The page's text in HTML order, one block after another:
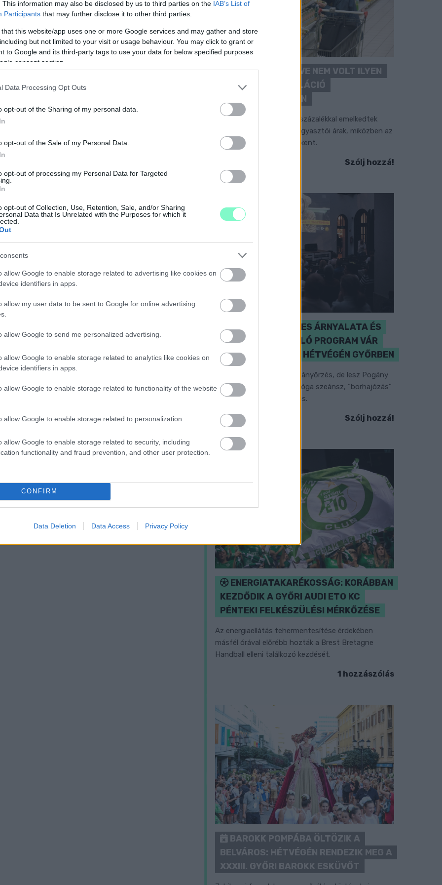
This information may also be disclosed by us to third parties on the IAB’s List of
Participants that may further disclose it to other third parties.
that this website/app uses one or more Google services and may gather and store
but not limited to your visit or usage behaviour. You may click to grant or
to Google and its third-party tags to use your data for below specified purposes
consent section.
Data Processing Opt Outs
opt-out of the Sharing of my personal data.
opt-out of the Sale of my Personal Data.
opt-out of processing my Personal Data for Targeted
opt-out of Collection, Use, Retention, Sale, and/or Sharing
Data that Is Unrelated with the Purposes for which it
allow Google to enable storage related to advertising like cookies on
identifiers in apps.
allow my user data to be sent to Google for online advertising
allow Google to send me personalized advertising.
allow Google to enable storage related to analytics like cookies on
identifiers in apps.
allow Google to enable storage related to functionality of the website
allow Google to enable storage related to personalization.
allow Google to enable storage related to security, including
functionality and fraud prevention, and other user protection.
CONFIRM
Data Deletion Data Access Privacy Policy
volt Jean Reno és Walter Matthau
szobája, Rolland: A szerelem és halál
óh, Kilty: Kedves hazug, Hamilton:
Williams: Macska a forró bádogtetőn,
Sarkadi: Oszlopos Simeon, Thuróczy:
jelentek meg.
többek között kabarékban.
ben érdemes művész, 1987-ben kiváló
tüntették ki erőteljes színészi alakításaiért
ban Tolnay Klári Művészeti díjat kapott.
ÖRÖMHÍR: TÍZ ÉVE NEM VOLT ILYEN
ALACSONY AZ INFLÁCIÓ
MAGYARORSZÁGON
Júliusban mindössze 1,2 százalékkal emelkedtek
éves összevetésben a fogyasztói árak, miközben az
élelmiszerek ára már csökkent.
Szólj hozzá!
A BAROKK ÖSSZES ÁRNYALATA ÉS
MÉG EGY SOR KIVÁLÓ PROGRAM VÁR
MINDENKIT EZEN A HÉTVÉGÉN GYŐRBEN
Középpontban a hagyományőrzés, de lesz Pogány
Induló és Majka koncert, jóga szeánsz, “borhajózás”
és egy csomó minden más.
Szólj hozzá!
ENERGIATAKARÉKOSSÁG: KORÁBBAN
KEZDŐDIK A GYŐRI AUDI ETO KC
PÉNTEKI FELKÉSZÜLÉSI MÉRKŐZÉSE
Az energiaellátás tehermentesítése érdekében
másfél órával előrébb hozták a Brest Bretagne
Handball elleni találkozó kezdését.
1 hozzászólás
BAROKK POMPÁBA ÖLTÖZIK A
BELVÁROS: HÉTVÉGÉN RENDEZIK MEG A
XXXIII. GYŐRI BAROKK ESKÜVŐT